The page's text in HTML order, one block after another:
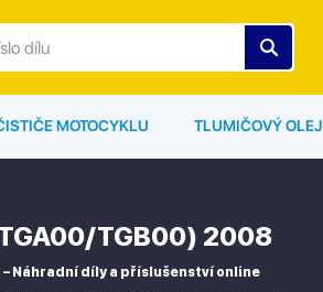
MOTOCYKLU TLUMIČOVÝ OLEJ
TGB00) 2008
Náhradní díly a příslušenství online